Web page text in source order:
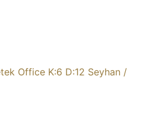
Office K:6 D:12 Seyhan /